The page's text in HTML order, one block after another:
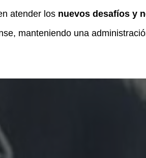
atender los nuevos desafíos y
manteniendo una